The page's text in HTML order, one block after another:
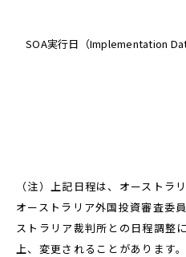
SOA実行日（Implementation
（注）上記日程は、オーストラ
オーストラリア外国投資審査委
ストラリア裁判所との日程調整
上、変更されることがあります。